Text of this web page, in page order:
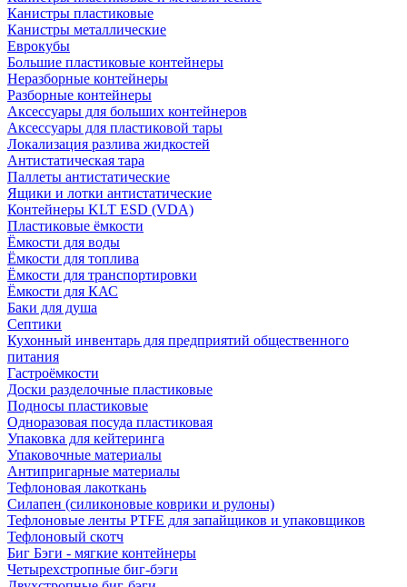
Канистры пластиковые
Канистры металлические
Еврокубы
Большие пластиковые контейнеры
Неразборные контейнеры
Разборные контейнеры
Аксессуары для больших контейнеров
Аксессуары для пластиковой тары
Локализация разлива жидкостей
Антистатическая тара
Паллеты антистатические
Ящики и лотки антистатические
Контейнеры KLT ESD (VDA)
Пластиковые ёмкости
Ёмкости для воды
Ёмкости для топлива
Ёмкости для транспортировки
Ёмкости для КАС
Баки для душа
Септики
Кухонный инвентарь для предприятий общественного
питания
Гастроёмкости
Доски разделочные пластиковые
Подносы пластиковые
Одноразовая посуда пластиковая
Упаковка для кейтеринга
Упаковочные материалы
Антипригарные материалы
Тефлоновая лакоткань
Силапен (силиконовые коврики и рулоны)
Тефлоновые ленты PTFE для запайщиков и упаковщиков
Тефлоновый скотч
Биг Бэги - мягкие контейнеры
Четырехстропные биг-бэги